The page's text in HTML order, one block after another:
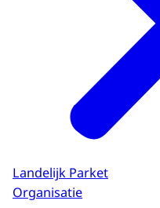
Landelijk Parket
Organisatie